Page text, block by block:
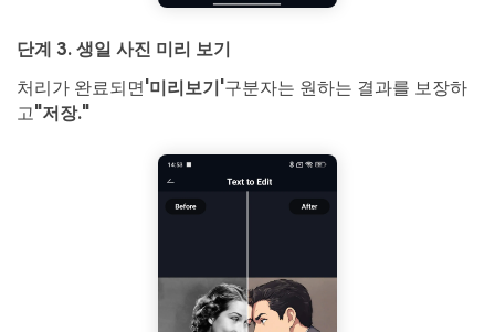
단계 3. 생일 사진 미리 보기
처리가 완료되면'미리보기'구분자는 원하는 결과를 보장하
고"저장."